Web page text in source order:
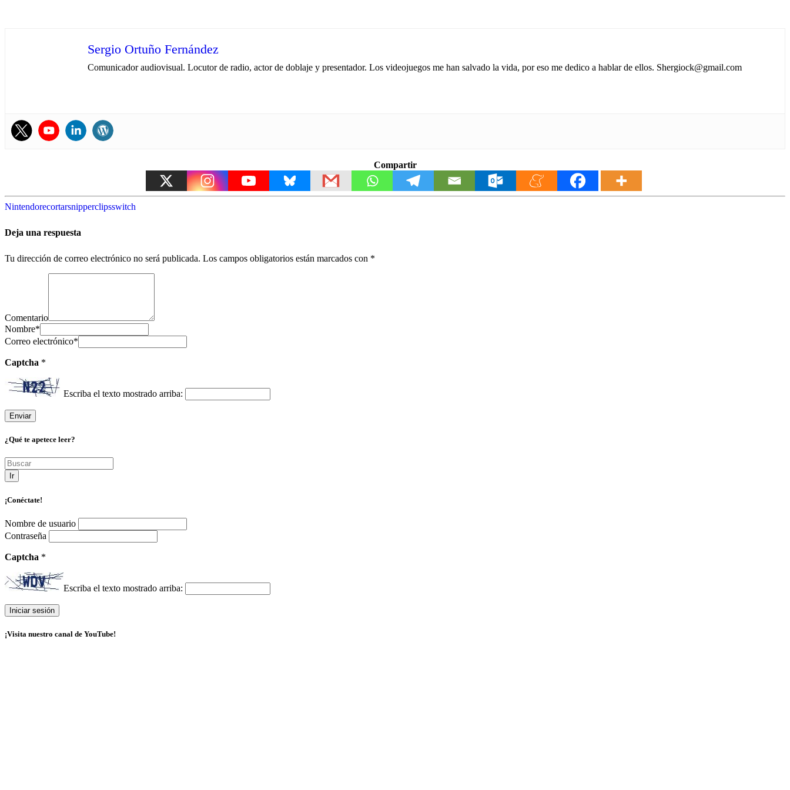
Sergio Ortuño Fernández
Comunicador audiovisual. Locutor de radio, actor de doblaje y presentador. Los videojuegos me han salvado la vida, por eso me dedico a hablar de ellos. Shergiock@gmail.com
Compartir
Nintendorecortarsnipperclipsswitch
Deja una respuesta
Tu dirección de correo electrónico no será publicada. Los campos obligatorios están marcados con *
Comentario
Nombre*
Correo electrónico*
Captcha *
Escriba el texto mostrado arriba:
¿Qué te apetece leer?
Ir
¡Conéctate!
Nombre de usuario
Contraseña
Captcha *
Escriba el texto mostrado arriba:
¡Visita nuestro canal de YouTube!